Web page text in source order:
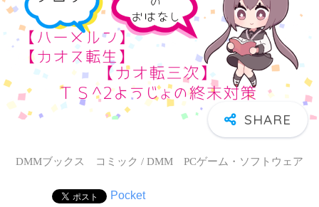
DMMブックス コミック / DMM PCゲーム・ソフトウェア
Pocket